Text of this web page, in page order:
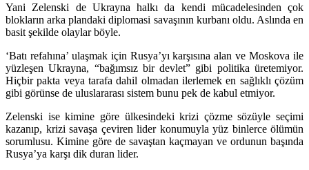
Yani Zelenski de Ukrayna halkı da kendi mücadelesinden çok
blokların arka plandaki diplomasi savaşının kurbanı oldu. Aslında en
basit şekilde olaylar böyle.
‘Batı refahına’ ulaşmak için Rusya’yı karşısına alan ve Moskova ile
yüzleşen Ukrayna, “bağımsız bir devlet” gibi politika üretemiyor.
Hiçbir pakta veya tarafa dahil olmadan ilerlemek en sağlıklı çözüm
gibi görünse de uluslararası sistem bunu pek de kabul etmiyor.
Zelenski ise kimine göre ülkesindeki krizi çözme sözüyle seçimi
kazanıp, krizi savaşa çeviren lider konumuyla yüz binlerce ölümün
sorumlusu. Kimine göre de savaştan kaçmayan ve ordunun başında
Rusya’ya karşı dik duran lider.